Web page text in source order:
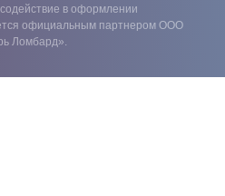
в оформлении
официальным партнером ООО
Ломбард».